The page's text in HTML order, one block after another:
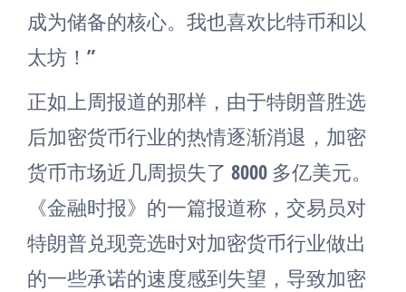
成为储备的核心。我也喜欢比特币和以
太坊！”
正如上周报道的那样，由于特朗普胜选
后加密货币行业的热情逐渐消退，加密
货币市场近几周损失了 8000 多亿美元。
《金融时报》的一篇报道称，交易员对
特朗普兑现竞选时对加密货币行业做出
的一些承诺的速度感到失望，导致加密